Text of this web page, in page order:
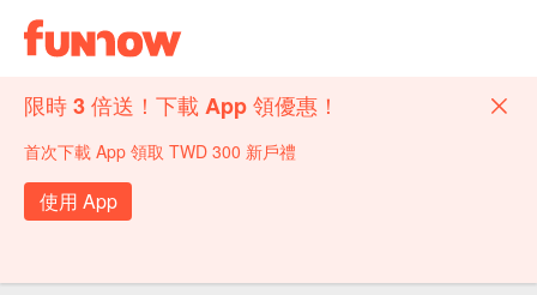
限時 3 倍送！下載 App 領優惠！
首次下載 App 領取 TWD 300 新戶禮
使用 App